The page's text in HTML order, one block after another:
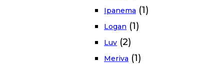
Ipanema (1)
Logan (1)
Luv (2)
Meriva (1)